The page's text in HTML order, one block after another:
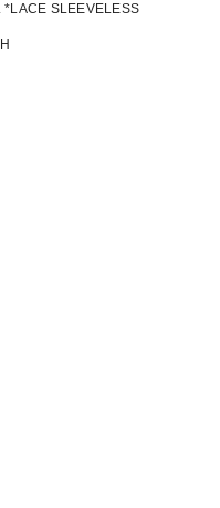
SLEEVELESS